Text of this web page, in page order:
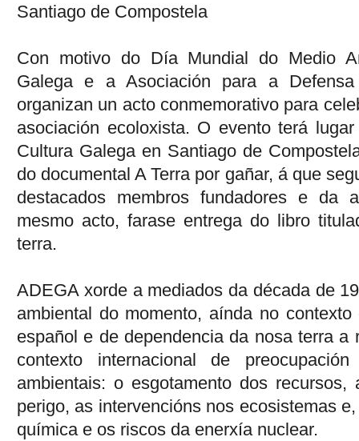
Santiago de Compostela
Con motivo do Día Mundial do Medio
Galega e a Asociación para a
organizan un acto conmemorativo para
asociación ecoloxista. O evento terá
Cultura Galega en Santiago de
do documental A Terra por gañar, á que
destacados membros fundadores e da
mesmo acto, farase entrega do libro
terra.
ADEGA xorde a mediados da década de
ambiental do momento, aínda no
español e de dependencia da nosa terra
contexto internacional de
ambientais: o esgotamento dos
perigo, as intervencións nos ecosistemas
química e os riscos da enerxía nuclear.